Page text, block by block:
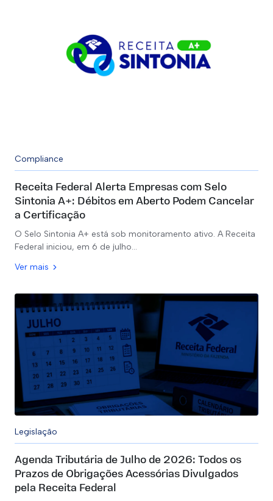
Compliance
Receita Federal Alerta Empresas com Selo
Sintonia A+: Débitos em Aberto Podem Cancelar
a Certificação
O Selo Sintonia A+ está sob monitoramento ativo. A Receita
Federal iniciou, em 6 de julho…
Ver mais
Legislação
Agenda Tributária de Julho de 2026: Todos os
Prazos de Obrigações Acessórias Divulgados
pela Receita Federal